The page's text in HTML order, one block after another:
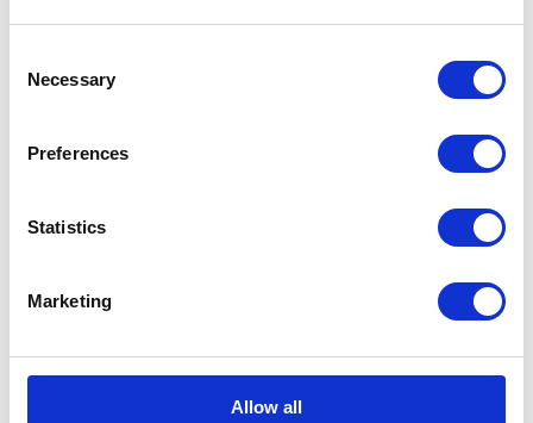
Selection
Necessary
Preferences
Statistics
Marketing
Allow all
KSeF przyjęty przez
System e-Faktur. W pierwszej fazie
przedsiębiorcy będą dobrowolnie